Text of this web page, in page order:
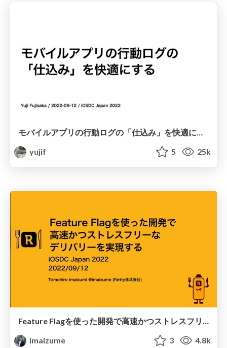
yujif
5 25k
Feature Flagを使った開発で高速かつストレスフリーなデリバリーを実現する / Fast and stress-free delivery with Feature Flag-based development
imaizume
3 4.8k